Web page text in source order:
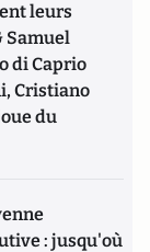
leurs
Samuel
di Caprio
Cristiano
du
: jusqu'où